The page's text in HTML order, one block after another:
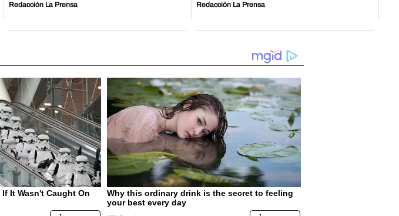
Redacción La Prensa Redacción La Prensa